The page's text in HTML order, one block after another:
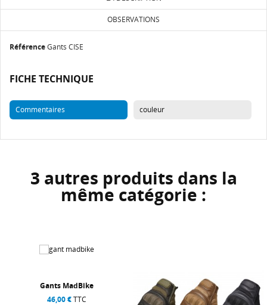
OBSERVATIONS
RéférenceGants CISE
FICHE TECHNIQUE
Commentaires couleur
3 autres produits dans la
même catégorie :
Gants GP PRO
39,00 € TTC